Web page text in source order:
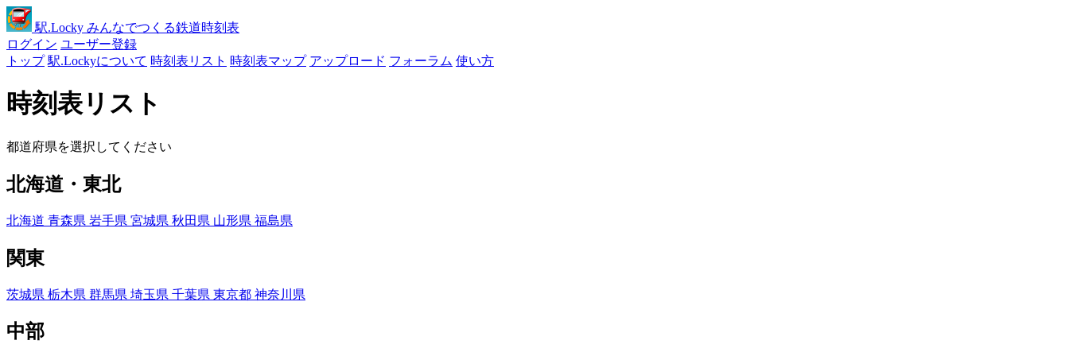
駅.Locky みんなでつくる鉄道時刻表
ログイン ユーザー登録
トップ 駅.Lockyについて 時刻表リスト 時刻表マップ アップロード フォーラム 使い方
時刻表リスト
都道府県を選択してください
北海道・東北
北海道 青森県 岩手県 宮城県 秋田県 山形県 福島県
関東
茨城県 栃木県 群馬県 埼玉県 千葉県 東京都 神奈川県
中部